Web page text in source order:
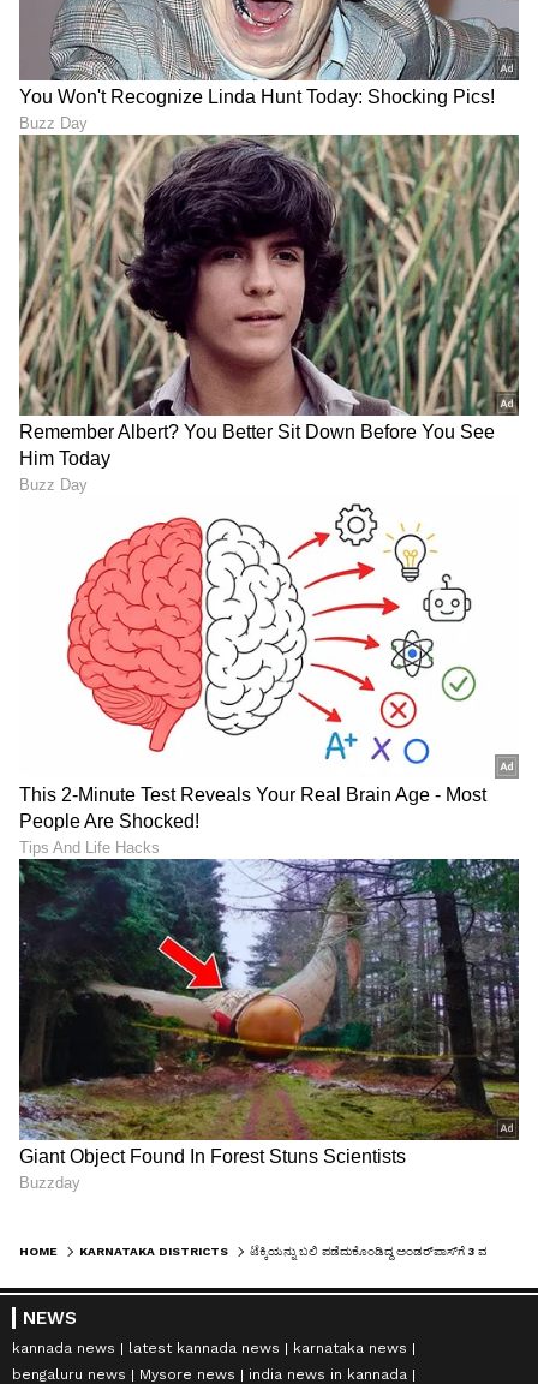
HOME KARNATAKA DISTRICTS
NEWS
kannada news latest kannada news
karnataka news
bengaluru news
Mysore news
india news in kannada